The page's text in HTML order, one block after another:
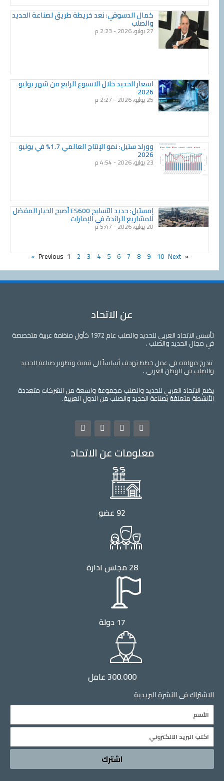
كمال الدسوقي: نعد خريطة طريق لصناعة الحديد
والصلب
27 يوليو، 2026
اسعار الحديد خلال الاسبوع الرابع من شهر يوليو
2026
25 يوليو، 2026
وورلد ستيل: نمو الإنتاج العالمي 1.7% في يونيو
2026
23 يوليو، 2026
إمستيل: حديد التسليح ES600 أصبح الخيار المفضل
للمشاريع الرائدة في الإمارات
20 يوليو، 2026
« Previous
1 2 3 4 5 6 7 8 9 10 Next »
عن الاتحاد
تأسس الاتحاد العربي للحديد والصلب عام 1972 كأول منظمة عربية متخصصة
في مجال الحديد والصلب .
تندرج مهامه في عمل خطط تهدف أساساً الى تنمية وتطوير صناعة الحديد
والصلب في الوطن العربي .
يضم الاتحاد العربي للحديد والصلب مجموعة واسعة من الشركات متعددة
الأنشطة متعلقة بصناعة الحديد والصلب من الدول العربية.
F
a
e
b
k
T
w
t
t
e
r
Y
o
t
u
L
i
k
e
معلومات عن الاتحاد
92 عضو
28 مجلس ادارة
17 دولة
300.000 عامل
الاشتراك فى النشرة البريدية
Name
Email
اشترك